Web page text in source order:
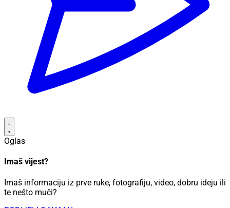
Oglas
Imaš vijest?
Imaš informaciju iz prve ruke, fotografiju, video, dobru ideju ili
te nešto muči?